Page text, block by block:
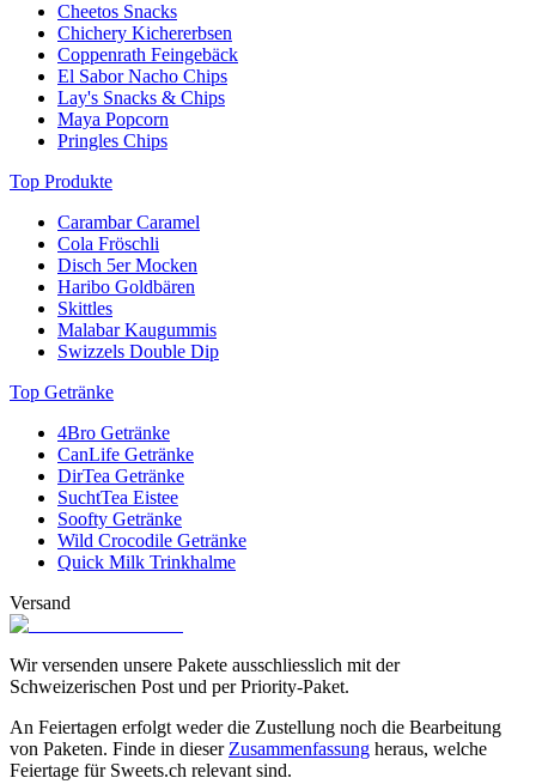
Cheetos Snacks
Chichery Kichererbsen
Coppenrath Feingebäck
El Sabor Nacho Chips
Lay's Snacks & Chips
Maya Popcorn
Pringles Chips
Top Produkte
Carambar Caramel
Cola Fröschli
Disch 5er Mocken
Haribo Goldbären
Skittles
Malabar Kaugummis
Swizzels Double Dip
Top Getränke
4Bro Getränke
CanLife Getränke
DirTea Getränke
SuchtTea Eistee
Soofty Getränke
Wild Crocodile Getränke
Quick Milk Trinkhalme
Versand
Wir versenden unsere Pakete ausschliesslich mit der
Schweizerischen Post und per Priority-Paket.
An Feiertagen erfolgt weder die Zustellung noch die Bearbeitung
von Paketen. Finde in dieser Zusammenfassung heraus, welche
Feiertage für Sweets.ch relevant sind.